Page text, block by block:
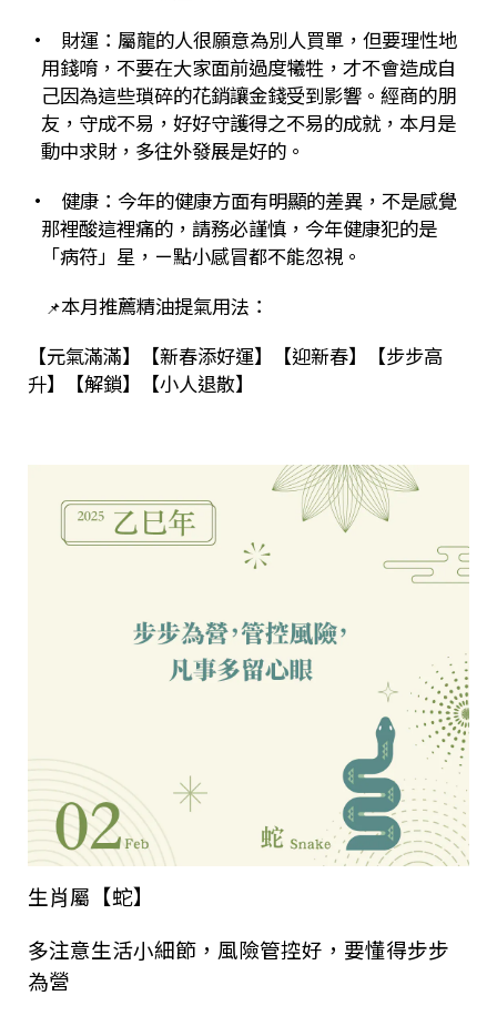
• 財運：屬龍的人很願意為別人買單，但要理性地
用錢唷，不要在大家面前過度犧牲，才不會造成自
己因為這些瑣碎的花銷讓金錢受到影響。經商的朋
友，守成不易，好好守護得之不易的成就，本月是
動中求財，多往外發展是好的。
• 健康：今年的健康方面有明顯的差異，不是感覺
那裡酸這裡痛的，請務必謹慎，今年健康犯的是
「病符」星，ㄧ點小感冒都不能忽視。
📌本月推薦精油提氣用法：
【元氣滿滿】【新春添好運】【迎新春】【步步高
升】【解鎖】【小人退散】
生肖屬【蛇】
多注意生活小細節，風險管控好，要懂得步步
為營